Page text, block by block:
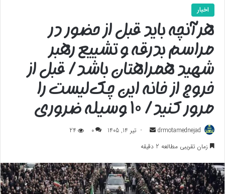
اخبار
هر آنچه باید قبل از حضور در
مراسم بدرقه و تشییع رهبر
شهید همراهتان باشد/ قبل از
خروج از خانه این چک‌لیست را
مرور کنید/ ۱۰ وسیله‌ ضروری
drmotamednejad
ارسال
به
تیر 14, 1405 0
24
زمان تقریبی مطالعه 2 دقیقه